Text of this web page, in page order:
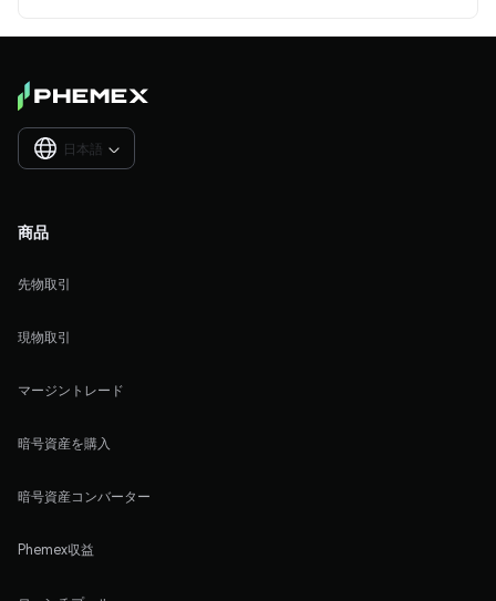
日本語 
商品
先物取引
現物取引
マージントレード
暗号資産を購入
暗号資産コンバーター
Phemex収益